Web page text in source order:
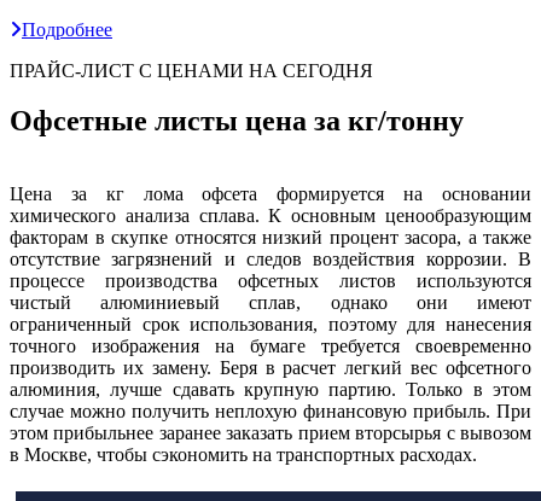
Подробнее
ПРАЙС-ЛИСТ С ЦЕНАМИ НА СЕГОДНЯ
Офсетные листы цена за кг/тонну
Цена за кг лома офсета формируется на основании
химического анализа сплава. К основным ценообразующим
факторам в скупке относятся низкий процент засора, а также
отсутствие загрязнений и следов воздействия коррозии. В
процессе производства офсетных листов используются
чистый алюминиевый сплав, однако они имеют
ограниченный срок использования, поэтому для нанесения
точного изображения на бумаге требуется своевременно
производить их замену. Беря в расчет легкий вес офсетного
алюминия, лучше сдавать крупную партию. Только в этом
случае можно получить неплохую финансовую прибыль. При
этом прибыльнее заранее заказать прием вторсырья с вывозом
в Москве, чтобы сэкономить на транспортных расходах.